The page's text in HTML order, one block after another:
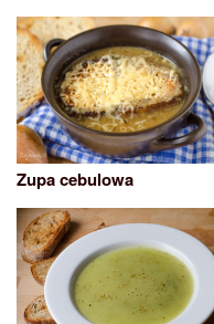
Zupa cebulowa